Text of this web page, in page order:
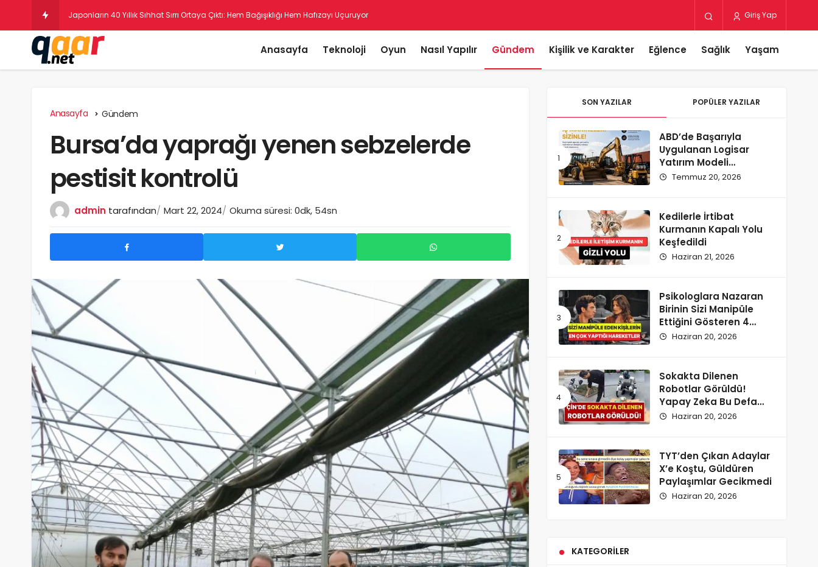
Al Giriş Yap
Anasayfa Teknoloji Oyun Nasıl Yapılır Gündem Kişilik ve Karakter Eğlence Sağlık Yaşam
Anasayfa Gündem
Bursa’da yaprağı yenen sebzelerde
pestisit kontrolü
admin tarafından Mart 22, 2024 Okuma süresi: 0dk, 54sn
SON YAZILAR POPÜLER YAZILAR
ABD’de Başarıyla
Uygulanan Logisar
Yatırım Modeli
Türkiye’ye Geliyor
Temmuz 20, 2026
Kedilerle İrtibat
Kurmanın Kapalı Yolu
Keşfedildi
Haziran 21, 2026
Psikologlara Nazaran
Birinin Sizi Manipüle
Ettiğini Gösteren 4
Zımnî İşaret
Haziran 20, 2026
Sokakta Dilenen
Robotlar Görüldü!
Yapay Zeka Bu Defa
Kaldırıma İndi
Haziran 20, 2026
TYT’den Çıkan Adaylar
X’e Koştu, Güldüren
Paylaşımlar Gecikmedi
Haziran 20, 2026
KATEGORILER